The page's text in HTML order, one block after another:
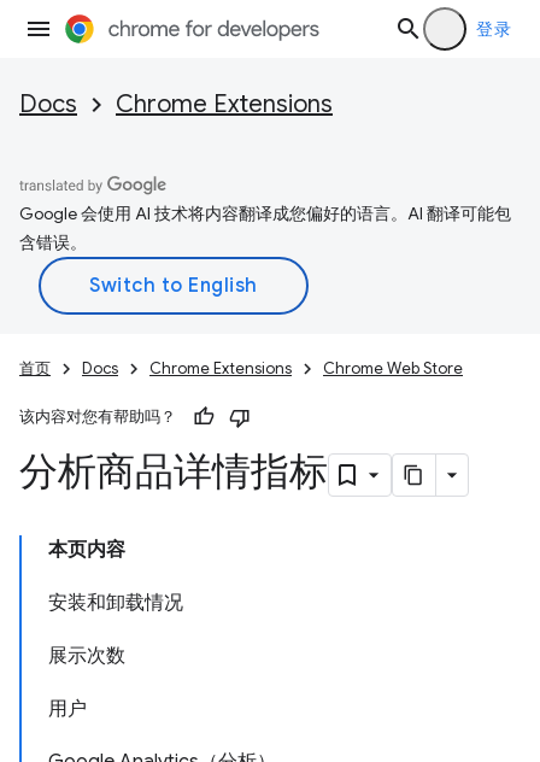
登录
Docs Chrome Extensions
Google 会使用 AI 技术将内容翻译成您偏好的语言。AI 翻译可能包
含错误。
首页 Docs Chrome Extensions Chrome Web Store
该内容对您有帮助吗？
分析商品详情指标
本页内容
安装和卸载情况
展示次数
用户